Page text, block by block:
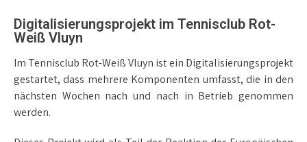
Digitalisierungsprojekt im Tennisclub Rot-
Weiß Vluyn
Im Tennisclub Rot-Weiß Vluyn ist ein Digitalisierungsprojekt
gestartet, dass mehrere Komponenten umfasst, die in den
nächsten Wochen nach und nach in Betrieb genommen
werden.